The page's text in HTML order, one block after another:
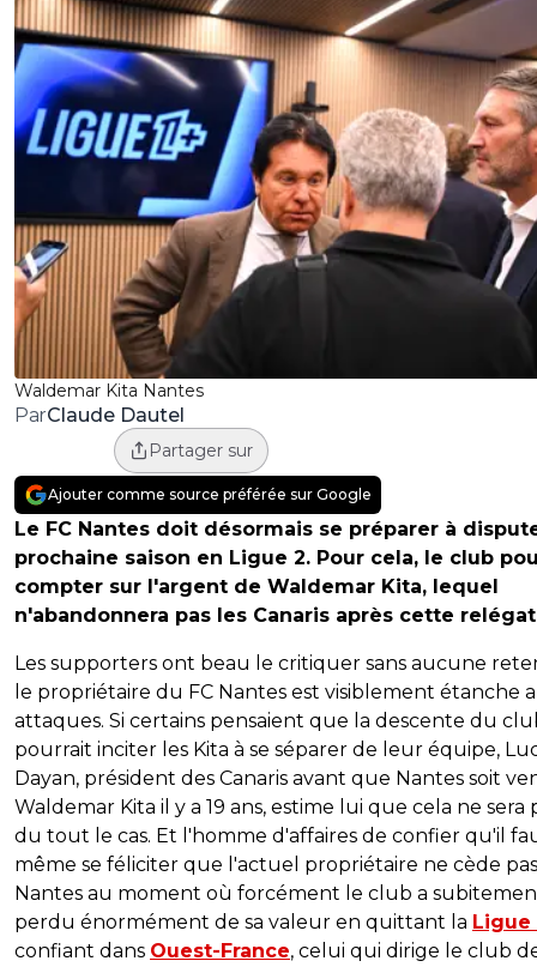
Waldemar Kita Nantes
ParClaude Dautel
Partager sur
Ajouter comme source préférée sur Google
Le FC Nantes doit désormais se préparer à
prochaine saison en Ligue 2. Pour cela, le club
compter sur l'argent de Waldemar Kita, lequel
n'abandonnera pas les Canaris après cette
Les supporters ont beau le critiquer sans aucune
le propriétaire du FC Nantes est visiblement étanche
attaques. Si certains pensaient que la descente du
pourrait inciter les Kita à se séparer de leur équipe,
Dayan, président des Canaris avant que Nantes soit
Waldemar Kita il y a 19 ans, estime lui que cela ne sera
du tout le cas. Et l'homme d'affaires de confier qu'il
même se féliciter que l'actuel propriétaire ne cède
Nantes au moment où forcément le club a
perdu énormément de sa valeur en quittant la Ligue
confiant dans Ouest-France, celui qui dirige le club